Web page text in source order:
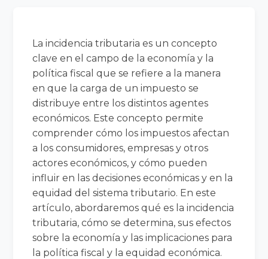
La incidencia tributaria es un concepto
clave en el campo de la economía y la
política fiscal que se refiere a la manera
en que la carga de un impuesto se
distribuye entre los distintos agentes
económicos. Este concepto permite
comprender cómo los impuestos afectan
a los consumidores, empresas y otros
actores económicos, y cómo pueden
influir en las decisiones económicas y en la
equidad del sistema tributario. En este
artículo, abordaremos qué es la incidencia
tributaria, cómo se determina, sus efectos
sobre la economía y las implicaciones para
la política fiscal y la equidad económica.